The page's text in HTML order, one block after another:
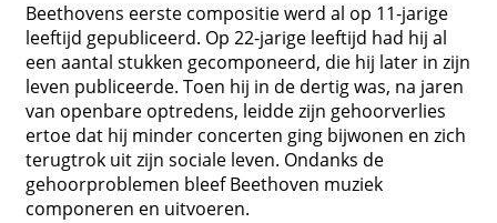
Beethovens eerste compositie werd al op 11-jarige
leeftijd gepubliceerd. Op 22-jarige leeftijd had hij al
een aantal stukken gecomponeerd, die hij later in zijn
leven publiceerde. Toen hij in de dertig was, na jaren
van openbare optredens, leidde zijn gehoorverlies
ertoe dat hij minder concerten ging bijwonen en zich
terugtrok uit zijn sociale leven. Ondanks de
gehoorproblemen bleef Beethoven muziek
componeren en uitvoeren.